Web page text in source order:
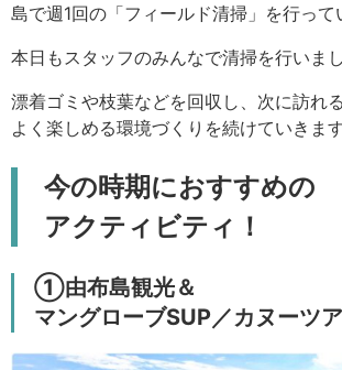
島で週1回の「フィールド清掃」を行って
本日もスタッフのみんなで清掃を行いまし
漂着ゴミや枝葉などを回収し、次に訪れ
よく楽しめる環境づくりを続けていきます
今の時期におすすめの
アクティビティ！
①由布島観光＆
マングローブSUP／カヌーツ